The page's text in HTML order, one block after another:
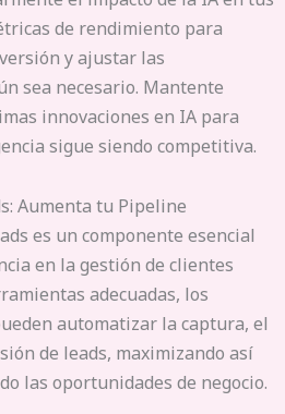
de rendimiento para
y ajustar las
sea necesario. Mantente
innovaciones en IA para
sigue siendo competitiva.
Aumenta tu Pipeline
es un componente esencial
en la gestión de clientes
adecuadas, los
automatizar la captura, el
de leads, maximizando así
las oportunidades de negocio.